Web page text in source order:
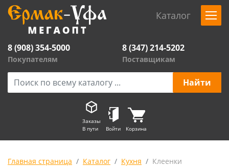
Каталог
8 (908) 354-5000
Покупателям
8 (347) 214-5202
Поставщикам
Заказы
В пути
Войти Корзина
Главная страница Каталог Кухня Клеенки